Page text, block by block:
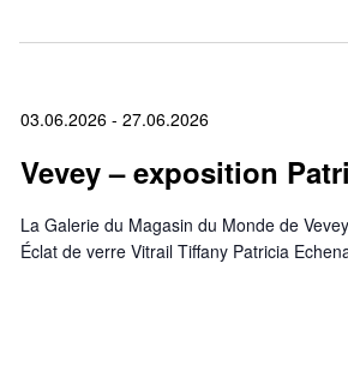
date.
03.06.2026- 27.06.2026
Vevey – exposition
La Galerie du Magasin du Monde de
Éclat de verre Vitrail Tiffany Patricia